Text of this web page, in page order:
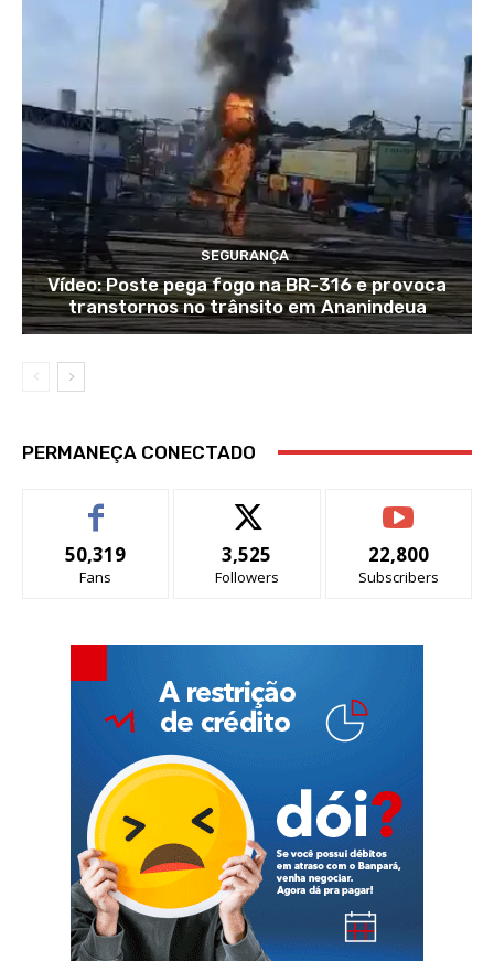
SEGURANÇA
Vídeo: Poste pega fogo na BR-316 e provoca
transtornos no trânsito em Ananindeua
PERMANEÇA CONECTADO
50,319
Fans
3,525
Followers
22,800
Subscribers